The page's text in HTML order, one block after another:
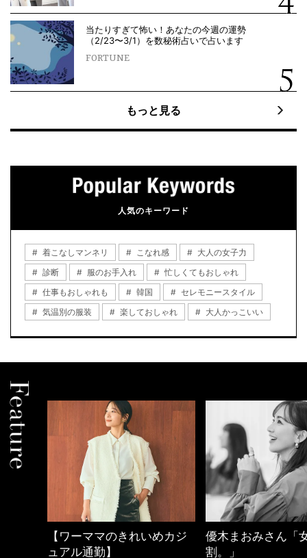
当たりすぎて怖い！あなたの今週の運勢
（2/23〜3/1）を数秘術占いで占います
FORTUNE
もっと見る
人気のキーワード
着こなしマンネリ こなれ感
大人の女子力
診断
服のお手入れ
忙しくてもおしゃれ
仕事もおしゃれも
韓国
セレモニースタイル
気温別の服装
楽しておしゃれ 大人かっこいい
優木まおみさん「女の時間
割。」
心地よくいられる
とは